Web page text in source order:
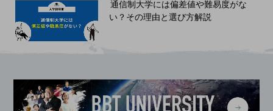
通信制大学には偏差値や難易度がな
い？その理由と選び方解説